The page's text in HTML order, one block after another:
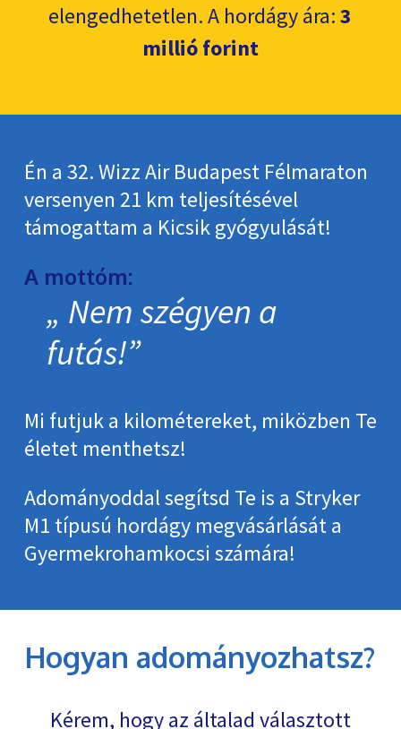
elengedhetetlen. A hordágy ára:3
millió forint
Én a 32. Wizz Air Budapest Félmaraton
versenyen 21 km teljesítésével
támogattam a Kicsik gyógyulását!
A mottóm:
Nem szégyen a
futás!
Mi futjuk a kilométereket, miközben Te
életet menthetsz!
Adományoddal segítsd Te is a Stryker
M1 típusú hordágy megvásárlását a
Gyermekrohamkocsi számára!
Hogyan adományozhatsz?
Kérem, hogy az általad választott